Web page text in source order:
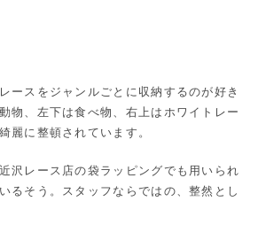
ースをジャンルごとに収納するのが好き
物、左下は食べ物、右上はホワイトレー
麗に整頓されています。
沢レース店の袋ラッピングでも用いられ
るそう。スタッフならではの、整然とし